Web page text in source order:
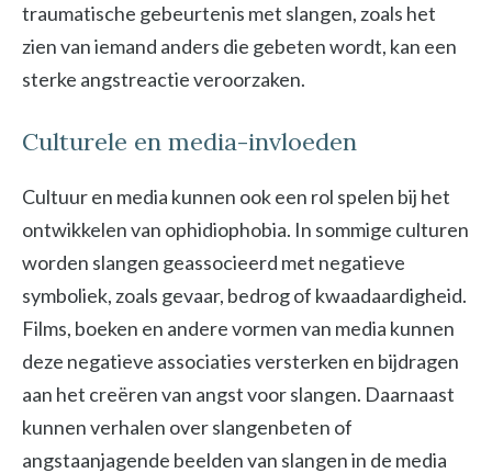
traumatische gebeurtenis met slangen, zoals het
zien van iemand anders die gebeten wordt, kan een
sterke angstreactie veroorzaken.
Culturele en media-invloeden
Cultuur en media kunnen ook een rol spelen bij het
ontwikkelen van ophidiophobia. In sommige culturen
worden slangen geassocieerd met negatieve
symboliek, zoals gevaar, bedrog of kwaadaardigheid.
Films, boeken en andere vormen van media kunnen
deze negatieve associaties versterken en bijdragen
aan het creëren van angst voor slangen. Daarnaast
kunnen verhalen over slangenbeten of
angstaanjagende beelden van slangen in de media